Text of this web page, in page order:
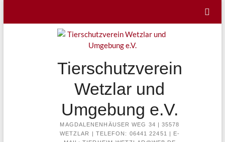
Tierschutzverein
Wetzlar und
Umgebung e.V.
MAGDALENENHÄUSER WEG 34 | 35578
WETZLAR | TELEFON: 06441 22451 | E-